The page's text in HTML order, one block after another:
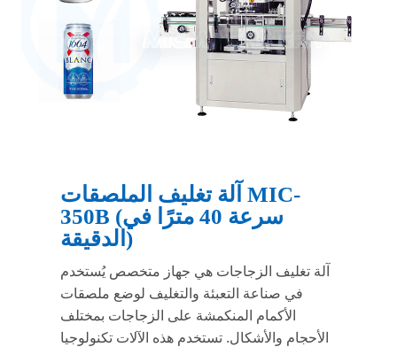
آلة تغليف الملصقات MIC-
350B (سرعة 40 مترًا في
الدقيقة)
آلة تغليف الزجاجات هي جهاز متخصص يُستخدم
في صناعة التعبئة والتغليف لوضع ملصقات
الأكمام المنكمشة على الزجاجات بمختلف
الأحجام والأشكال. تستخدم هذه الآلات تكنولوجيا